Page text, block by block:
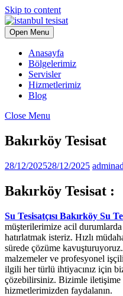
Skip to content
Open Menu
Anasayfa
Bölgelerimiz
Servisler
Hizmetlerimiz
Blog
Close Menu
Bakırköy Tesisat
28/12/202528/12/2025 admin
Bakırköy Tesisat :
Su Tesisatçısı Bakırköy Su
müşterilerimize acil
hatırlatmak isteriz. Hızlı
sürede çözüme
malzemeler ve profesyonel
ilgili her türlü ihtiyacınız için
çözebilirsiniz. Bizimle iletişime
hizmetlerimizden faydalanın.